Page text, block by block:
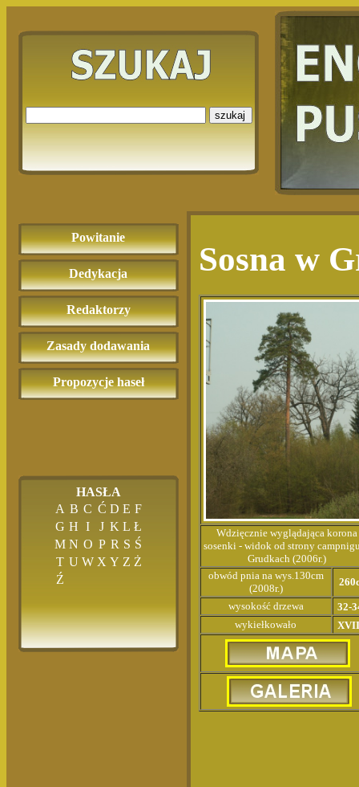
Powitanie
Dedykacja
Redaktorzy
Zasady dodawania
Propozycje haseł
HASŁA
A B C Ć D E F
G H I J K L Ł
M N O P R S Ś
T U W X Y Z Ż
Ź
Sosna w
Wdzięcznie wyglądająca korona
sosenki - widok od strony
Grudkach (2006r.)
obwód pnia na wys.130cm
(2008r.)
wysokość drzewa
32-
wykiełkowało